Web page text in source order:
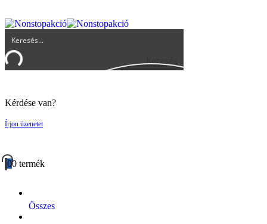
Keresés
Kérdése van?
Írjon üzenetet
00 termék
Összes